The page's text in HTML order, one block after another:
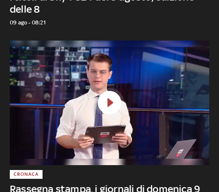
delle 8
09 ago - 08:21
Rassegna stampa, i giornali di domenica 9
CRONACA